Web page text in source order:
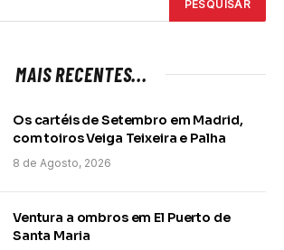
MAIS RECENTES...
Os cartéis de Setembro em Madrid,
com toiros Veiga Teixeira e Palha
8 de Agosto, 2026
Ventura a ombros em El Puerto de
Santa Maria